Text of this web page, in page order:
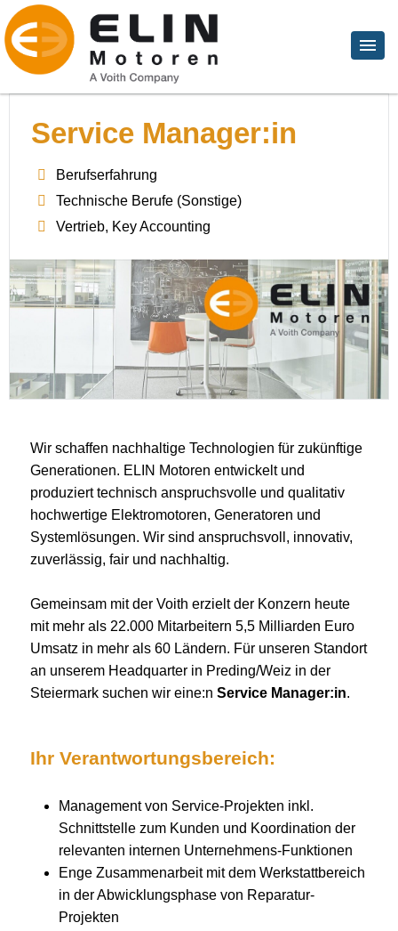
Service Manager:in
Berufserfahrung
Technische Berufe (Sonstige)
Vertrieb, Key Accounting
Wir schaffen nachhaltige Technologien für zukünftige
Generationen. ELIN Motoren entwickelt und
produziert technisch anspruchsvolle und qualitativ
hochwertige Elektromotoren, Generatoren und
Systemlösungen. Wir sind anspruchsvoll, innovativ,
zuverlässig, fair und nachhaltig.
Gemeinsam mit der Voith erzielt der Konzern heute
mit mehr als 22.000 Mitarbeitern 5,5 Milliarden Euro
Umsatz in mehr als 60 Ländern. Für unseren Standort
an unserem Headquarter in Preding/Weiz in der
Steiermark suchen wir eine:n Service Manager:in.
Ihr Verantwortungsbereich:
Management von Service-Projekten inkl.
Schnittstelle zum Kunden und Koordination der
relevanten internen Unternehmens-Funktionen
Enge Zusammenarbeit mit dem Werkstattbereich
in der Abwicklungsphase von Reparatur-
Projekten